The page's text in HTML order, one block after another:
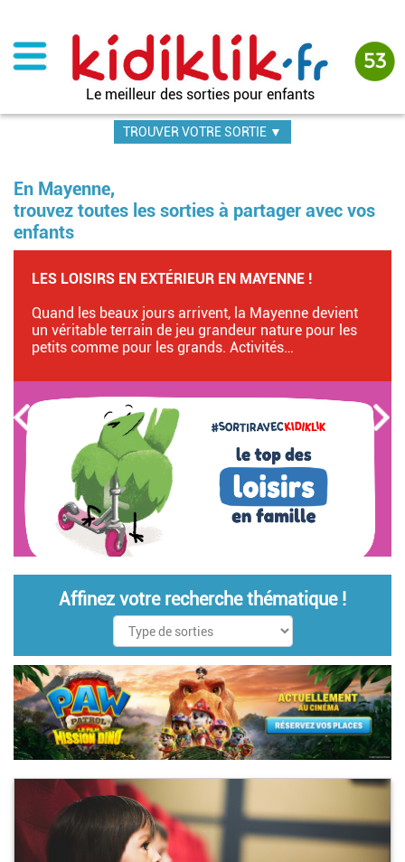
contenu
principal
Le meilleur des sorties pour enfants
TROUVER VOTRE SORTIE ▼
En Mayenne,
trouvez toutes les sorties à partager avec vos
enfants
LES LOISIRS EN EXTÉRIEUR EN MAYENNE !
Quand les beaux jours arrivent, la Mayenne devient
un véritable terrain de jeu grandeur nature pour les
petits comme pour les grands. Activités…
Affinez votre recherche thématique !